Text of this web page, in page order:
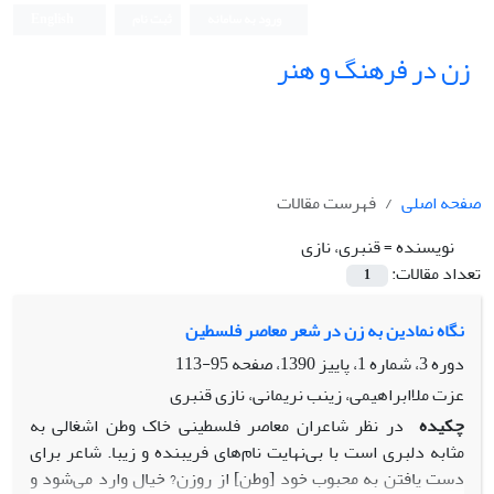
زن در فرهنگ و هنر
صفحه اصلی
فهرست مقالات
نویسنده =قنبری، نازی
تعداد مقالات:
1
نگاه نمادین به زن در شعر معاصر فلسطین
دوره 3، شماره 1، پاییز 1390، صفحه
95-113
عزت ملاابراهیمی، زینب نریمانی، نازی قنبری
چکیده در نظر شاعران معاصر فلسطینی خاک وطن اشغالی به
مثابه دلبری است با بی‌نهایت نام‌های فریبنده و زیبا. شاعر برای
دست یافتن به محبوب خود [وطن] از روزن? خیال وارد می‌شود و